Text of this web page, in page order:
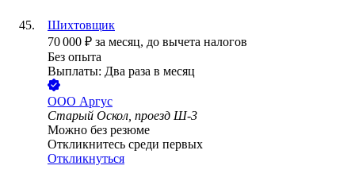
Шихтовщик
70 000 ₽ за месяц, до вычета налогов
Без опыта
Выплаты: Два раза в месяц
ООО Аргус
Старый Оскол, проезд Ш-3
Можно без резюме
Откликнитесь среди первых
Откликнуться